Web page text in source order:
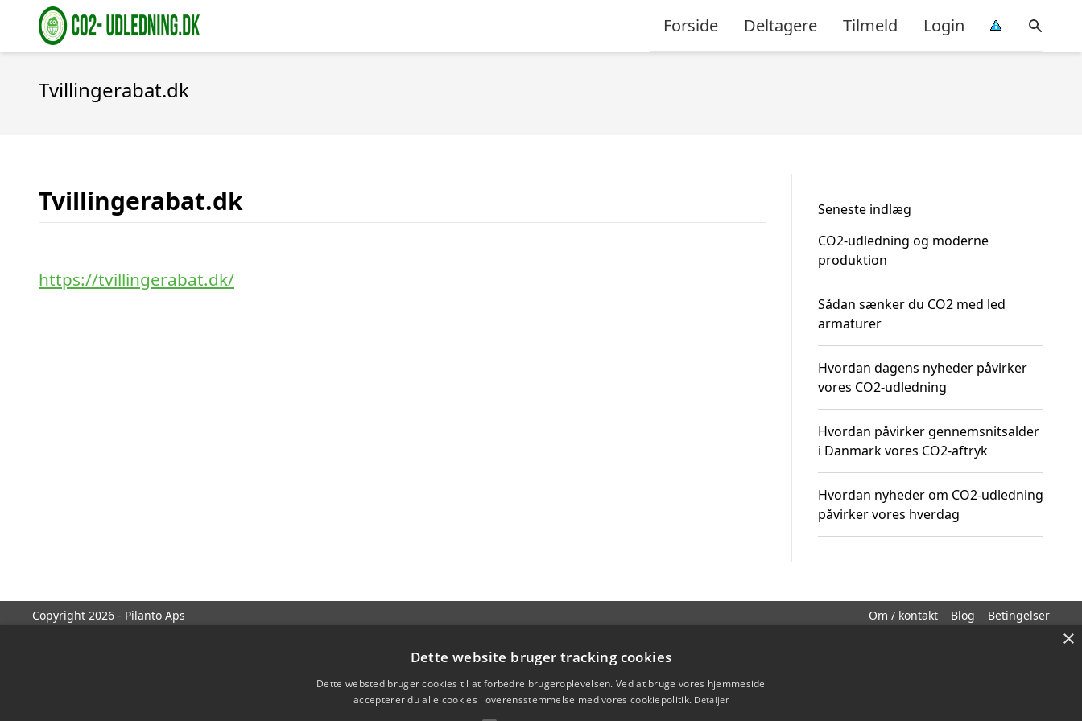
Forside Deltagere Tilmeld Login
Tvillingerabat.dk
Tvillingerabat.dk
https://tvillingerabat.dk/
Seneste indlæg
CO2-udledning og moderne
produktion
Sådan sænker du CO2 med led
armaturer
Hvordan dagens nyheder påvirker
vores CO2-udledning
Hvordan påvirker gennemsnitsalder
i Danmark vores CO2-aftryk
Hvordan nyheder om CO2-udledning
påvirker vores hverdag
Copyright 2026 - Pilanto Aps Om / kontakt Blog Betingelser
×
Dette website bruger tracking cookies
Dette websted bruger cookies til at forbedre brugeroplevelsen. Ved at bruge vores hjemmeside
accepterer du alle cookies i overensstemmelse med vores cookiepolitik. Detaljer